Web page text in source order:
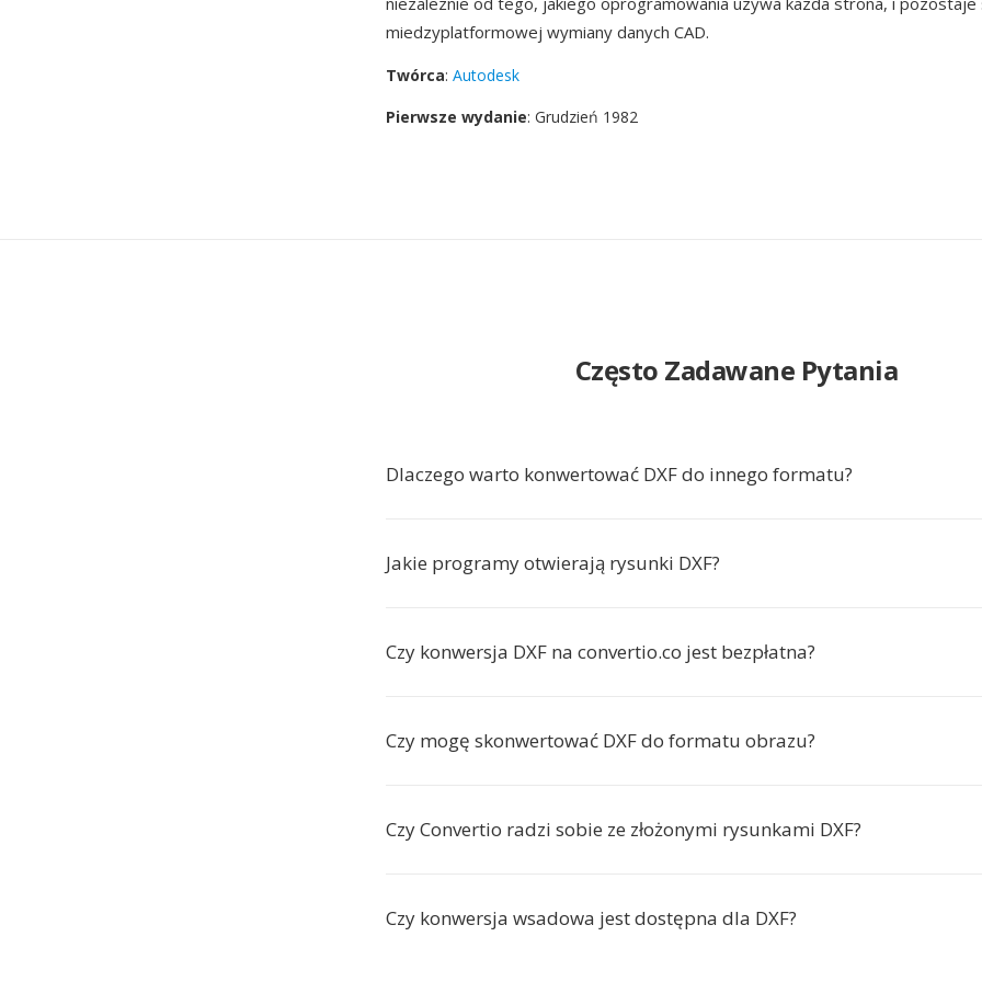
miedzyplatformowej wymiany danych CAD.
Twórca: Autodesk
Pierwsze wydanie: Grudzień 1982
Często Zadawane Pytania
Dlaczego warto konwertować DXF do innego formatu?
Jakie programy otwierają rysunki DXF?
Czy konwersja DXF na convertio.co jest bezpłatna?
Czy mogę skonwertować DXF do formatu obrazu?
Czy Convertio radzi sobie ze złożonymi rysunkami DXF?
Czy konwersja wsadowa jest dostępna dla DXF?